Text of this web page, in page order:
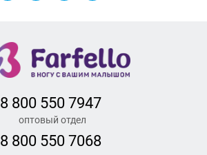
8 800 550 7947
оптовый отдел
8 800 550 7068